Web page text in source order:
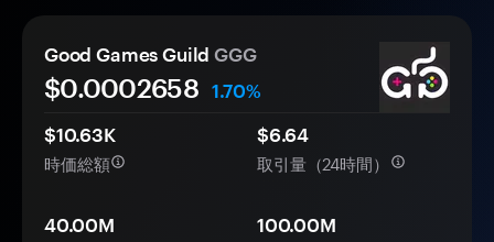
Good Games Guild GGG
$0.0002658
1.70%
$10.63K
時価総額
$6.64
取引量（24時間）
40.00M 100.00M